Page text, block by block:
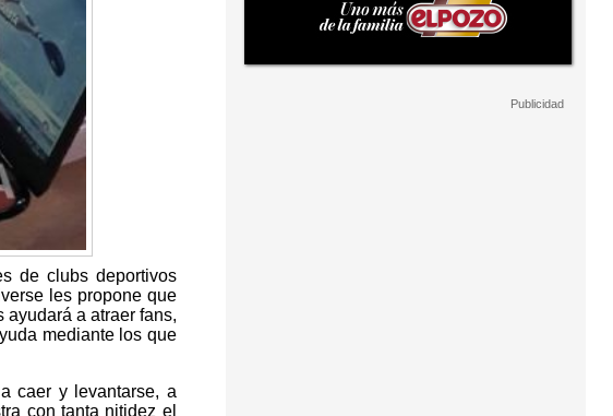
de clubs deportivos
les propone que
a atraer fans,
mediante los que
caer y levantarse, a
con tanta nitidez el